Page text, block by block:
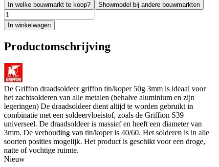
In welke bouwmarkt te koop? Showmodel bij andere bouwmarkten
In winkelwagen
Productomschrijving
De Griffon draadsoldeer griffon tin/koper 50g 3mm is ideaal voor
het zachtsolderen van alle metalen (behalve aluminium en zijn
legeringen) De draadsoldeer dient altijd te worden gebruikt in
combinatie met een soldeervloeistof, zoals de Griffion S39
universeel. De draadsoldeer is massief en heeft een diameter van
3mm. De verhouding van tin/koper is 40/60. Het solderen is in alle
soorten posities mogelijk. Het product is geschikt voor een droge,
natte of vochtige ruimte.
Nieuw